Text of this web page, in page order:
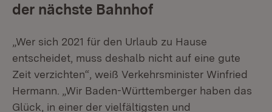
der nächste Bahnhof
„Wer sich 2021 für den Urlaub zu Hause
entscheidet, muss deshalb nicht auf eine gute
Zeit verzichten“, weiß Verkehrsminister Winfried
Hermann. „Wir Baden-Württemberger haben das
Glück, in einer der vielfältigsten und